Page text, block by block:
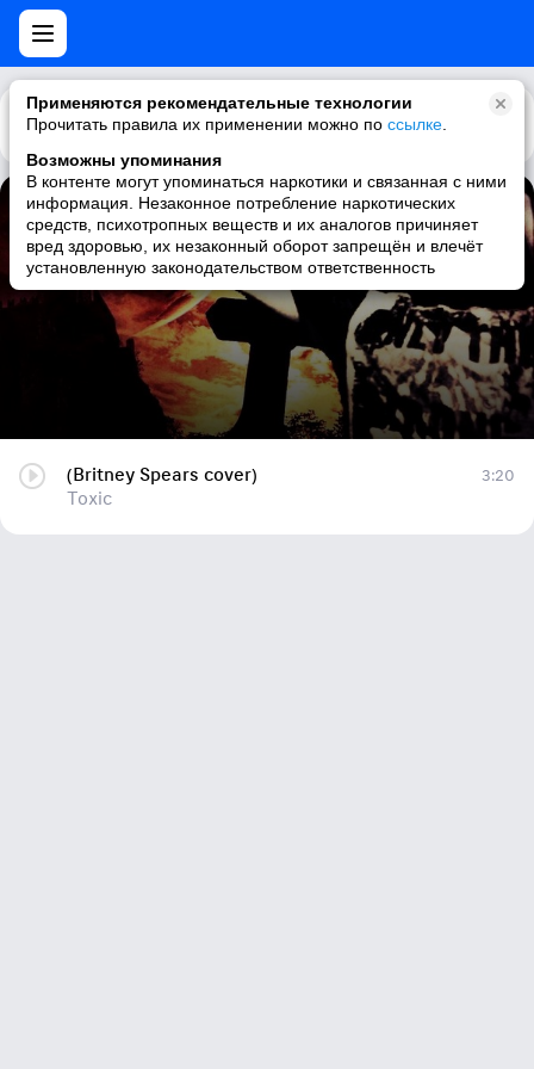
Применяются рекомендательные технологии
Прочитать правила их применении можно по ссылке
Возможны упоминания
В контенте могут упоминаться наркотики и связанная с ними
информация. Незаконное потребление наркотических
средств, психотропных веществ и их аналогов причиняет
вред здоровью, их незаконный оборот запрещён и влечёт
установленную законодательством ответственность
Каталог Рекомендации
(Britney Spears cover)
Toxic
(Britney Spears cover)
Toxic
3:20